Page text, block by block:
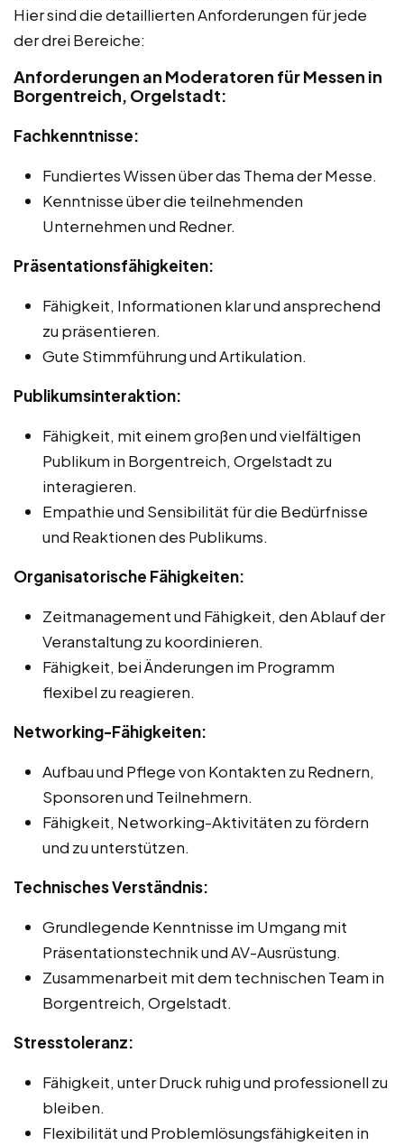
Hier sind die detaillierten Anforderungen für jede
der drei Bereiche:
Anforderungen an Moderatoren für Messen in
Borgentreich, Orgelstadt:
Fachkenntnisse:
Fundiertes Wissen über das Thema der Messe.
Kenntnisse über die teilnehmenden
Unternehmen und Redner.
Präsentationsfähigkeiten:
Fähigkeit, Informationen klar und ansprechend
zu präsentieren.
Gute Stimmführung und Artikulation.
Publikumsinteraktion:
Fähigkeit, mit einem großen und vielfältigen
Publikum in Borgentreich, Orgelstadt zu
interagieren.
Empathie und Sensibilität für die Bedürfnisse
und Reaktionen des Publikums.
Organisatorische Fähigkeiten:
Zeitmanagement und Fähigkeit, den Ablauf der
Veranstaltung zu koordinieren.
Fähigkeit, bei Änderungen im Programm
flexibel zu reagieren.
Networking-Fähigkeiten:
Aufbau und Pflege von Kontakten zu Rednern,
Sponsoren und Teilnehmern.
Fähigkeit, Networking-Aktivitäten zu fördern
und zu unterstützen.
Technisches Verständnis:
Grundlegende Kenntnisse im Umgang mit
Präsentationstechnik und AV-Ausrüstung.
Zusammenarbeit mit dem technischen Team in
Borgentreich, Orgelstadt.
Stresstoleranz:
Fähigkeit, unter Druck ruhig und professionell zu
bleiben.
Flexibilität und Problemlösungsfähigkeiten in